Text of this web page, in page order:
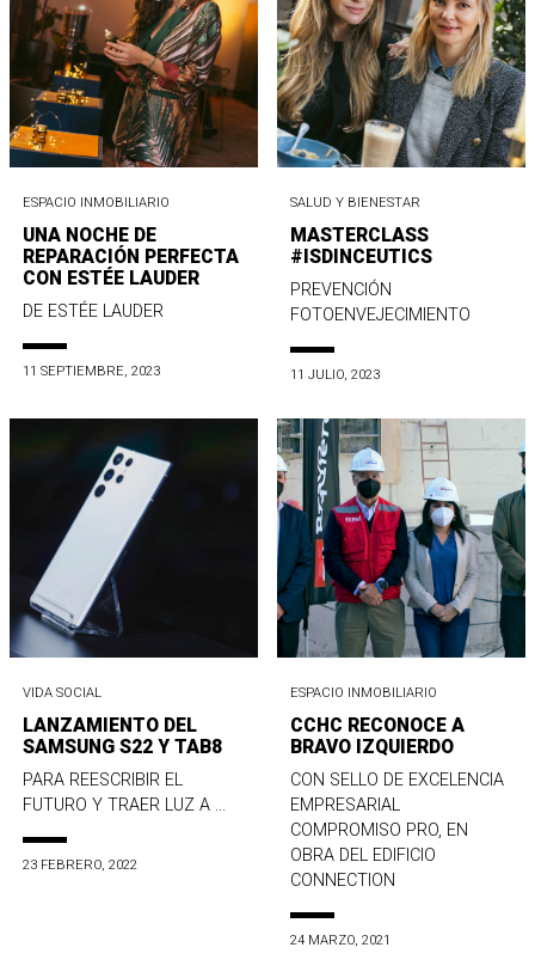
ESPACIO INMOBILIARIO
UNA NOCHE DE
REPARACIÓN PERFECTA
CON ESTÉE LAUDER
DE ESTÉE LAUDER
11 SEPTIEMBRE, 2023
SALUD Y BIENESTAR
MASTERCLASS
#ISDINCEUTICS
PREVENCIÓN
FOTOENVEJECIMIENTO
11 JULIO, 2023
VIDA SOCIAL
LANZAMIENTO DEL
SAMSUNG S22 Y TAB8
PARA REESCRIBIR EL
FUTURO Y TRAER LUZ A ...
23 FEBRERO, 2022
ESPACIO INMOBILIARIO
CCHC RECONOCE A
BRAVO IZQUIERDO
CON SELLO DE EXCELENCIA
EMPRESARIAL
COMPROMISO PRO, EN
OBRA DEL EDIFICIO
CONNECTION
24 MARZO, 2021